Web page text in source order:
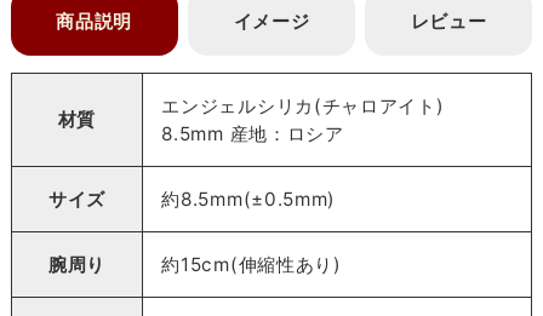
商品説明 イメージ レビュー
材質
エンジェルシリカ(チャロアイト)
8.5mm 産地：ロシア
サイズ 約8.5mm(±0.5mm)
腕周り 約15cm(伸縮性あり)